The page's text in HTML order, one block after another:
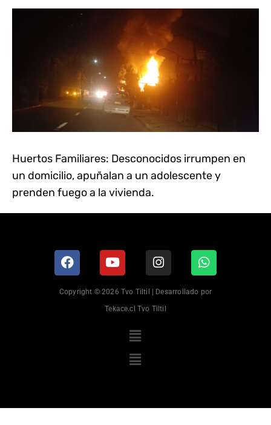
Huertos Familiares: Desconocidos irrumpen en
un domicilio, apuñalan a un adolescente y
prenden fuego a la vivienda.
Copyright © 2026 Tvo Tiltil | Desarrollado por
Tekace.cl Tvo Tiltil